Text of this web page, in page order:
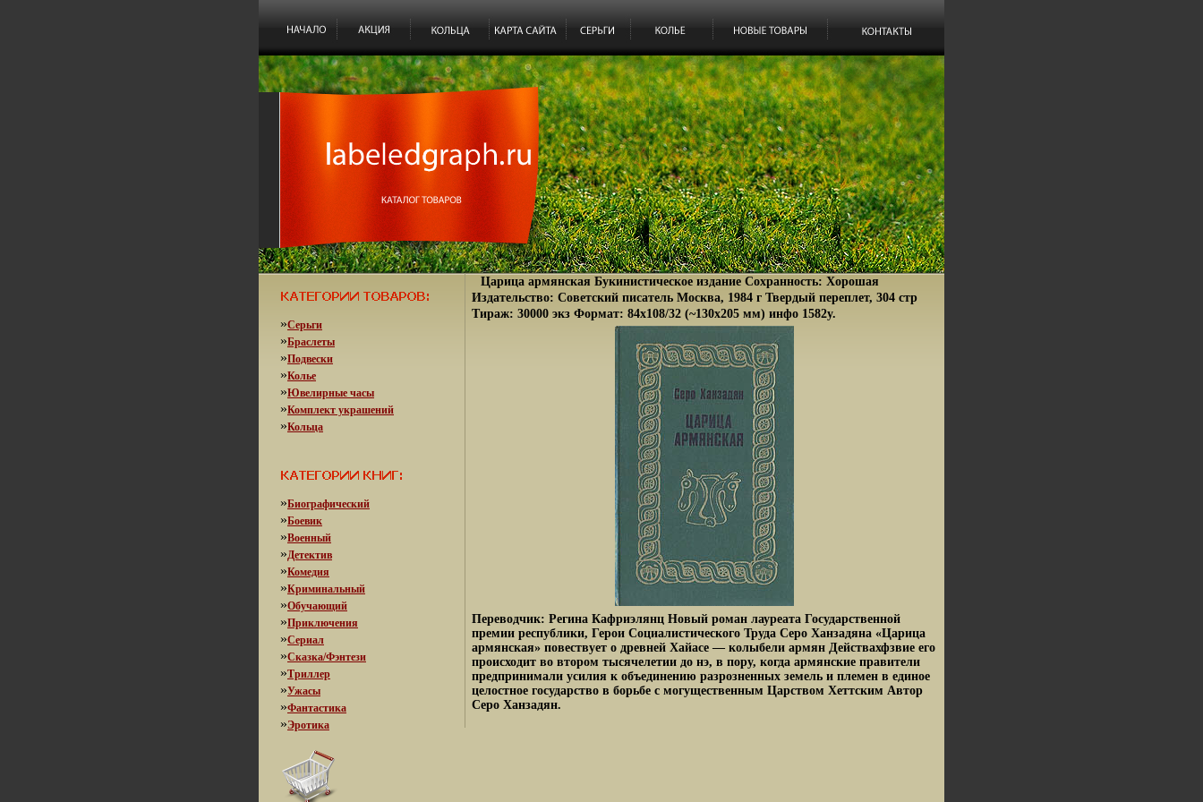
»Серьги
»Браслеты
»Подвески
»Колье
»Ювелирные часы
»Комплект украшений
»Кольца
»Биографический
»Боевик
»Военный
»Детектив
»Комедия
»Криминальный
»Обучающий
»Приключения
»Сериал
»Сказка/Фэнтези
»Триллер
»Ужасы
»Фантастика
»Эротика
Царица армянская Букинистическое издание Сохранность: Хорошая
Издательство: Советский писатель Москва, 1984 г Твердый переплет, 304 стр
Тираж: 30000 экз Формат: 84x108/32 (~130х205 мм) инфо 1582y.
Переводчик: Регина Кафриэлянц Новый роман лауреата Государственной
премии республики, Герои Социалистического Труда Серо Ханзадяна «Царица
армянская» повествует о древней Хайасе — колыбели армян Действахфзвие его
происходит во втором тысячелетии до нэ, в пору, когда армянские правители
предпринимали усилия к объединению разрозненных земель и племен в единое
целостное государство в борьбе с могущественным Царством Хеттским Автор
Серо Ханзадян.